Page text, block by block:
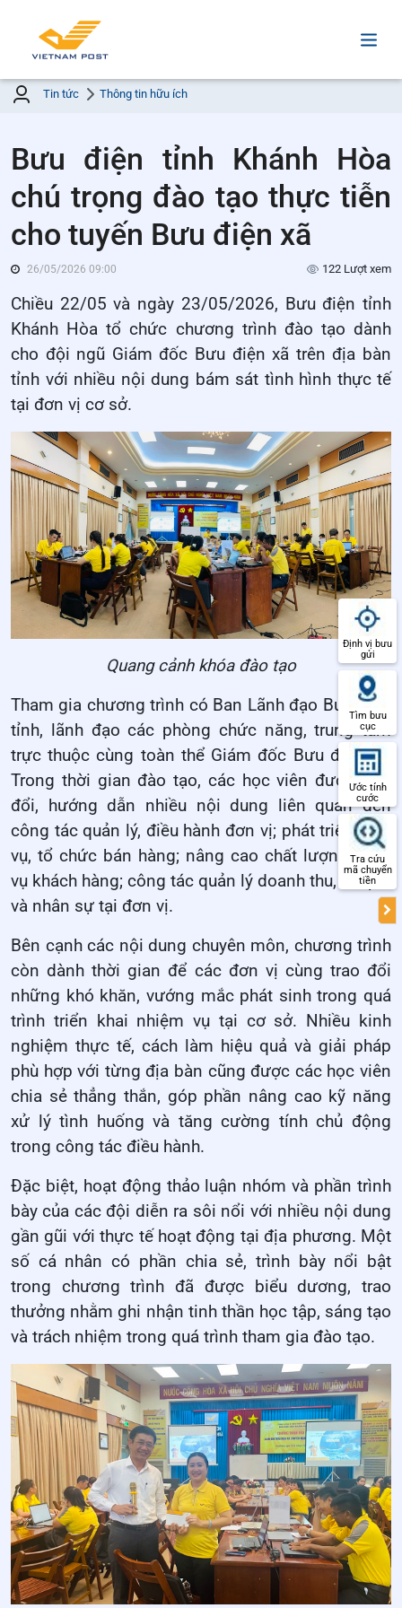
Tin tức Thông tin hữu ích
Bưu điện tỉnh Khánh Hòa
chú trọng đào tạo thực tiễn
cho tuyến Bưu điện xã
26/05/2026 09:00 122 Lượt xem
Chiều 22/05 và ngày 23/05/2026, Bưu điện tỉnh
Khánh Hòa tổ chức chương trình đào tạo dành
cho đội ngũ Giám đốc Bưu điện xã trên địa bàn
tỉnh với nhiều nội dung bám sát tình hình thực tế
tại đơn vị cơ sở.
Quang cảnh khóa đào tạo
Tham gia chương trình có Ban Lãnh đạo Bưu điện
tỉnh, lãnh đạo các phòng chức năng, trung tâm
trực thuộc cùng toàn thể Giám đốc Bưu điện xã.
Trong thời gian đào tạo, các học viên được trao
đổi, hướng dẫn nhiều nội dung liên quan đến
công tác quản lý, điều hành đơn vị; phát triển dịch
vụ, tổ chức bán hàng; nâng cao chất lượng phục
vụ khách hàng; công tác quản lý doanh thu, chi phí
và nhân sự tại đơn vị.
Bên cạnh các nội dung chuyên môn, chương trình
còn dành thời gian để các đơn vị cùng trao đổi
những khó khăn, vướng mắc phát sinh trong quá
trình triển khai nhiệm vụ tại cơ sở. Nhiều kinh
nghiệm thực tế, cách làm hiệu quả và giải pháp
phù hợp với từng địa bàn cũng được các học viên
chia sẻ thẳng thắn, góp phần nâng cao kỹ năng
xử lý tình huống và tăng cường tính chủ động
trong công tác điều hành.
Đặc biệt, hoạt động thảo luận nhóm và phần trình
bày của các đội diễn ra sôi nổi với nhiều nội dung
gần gũi với thực tế hoạt động tại địa phương. Một
số cá nhân có phần chia sẻ, trình bày nổi bật
trong chương trình đã được biểu dương, trao
thưởng nhằm ghi nhận tinh thần học tập, sáng tạo
và trách nhiệm trong quá trình tham gia đào tạo.
Định vị bưu
gửi
Tìm bưu
cục
Ước tính
cước
Tra cứu
mã chuyển
tiền